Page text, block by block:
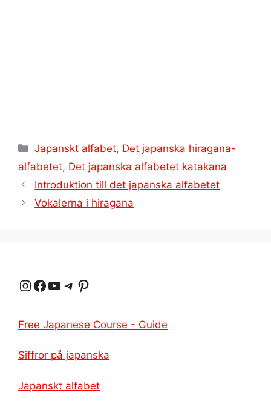
Kategorier
Japanskt alfabet, Det japanska hiragana-
alfabetet, Det japanska alfabetet katakana
Introduktion till det japanska alfabetet
Vokalerna i hiragana
Instagram Facebook YouTube Telegram Pinterest
Free Japanese Course - Guide
Siffror på japanska
Japanskt alfabet